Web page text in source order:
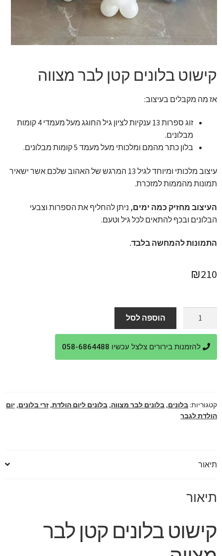
בלונים בראשון לציון
מחירון משלוחי בלונים
קטלוג מוצרים
בלוג
קישוט בלונים קטן לבר מצווה
אז מה מקבלים בעיצוב:
זוג ספרות 13 ענקיות לציון גיל החוגג מעל מעמדי 4 קומות
מבלונים.
בלון כתר מהמם ומלכותי מעל מעמד 5 קומות מבלונים.
עיצוב מלכותי ומיוחד לגיל 13 המרגש של האהוב שלכם אשר ישאיר
תמונות מהממות למזכרת.
העיצוב מחזיק כמה ימים, ניתן להחליף את הספרות וצבעי
הבלונים ובכף להתאים לכל גיל וטעם.
התמונות להמחשה בלבד.
₪210
קישוט
בלונים
קטן
הוספה לסל
להזמנות בירורים צלצל עכשיו 058-6864488
קטגוריות: בלונים, בלונים לבר מצווה, בלונים ליום הולדת, זרי בלונים, יום
הולדת לגבר
תיאור
תיאור
קישוט בלונים קטן לבר